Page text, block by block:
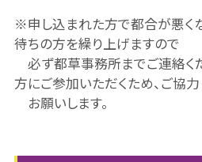
※申し込まれた方で都合が悪く
待ちの方を繰り上げますので
必ず都草事務所までご連絡く
方にご参加いただくため、ご協力
お願いします。